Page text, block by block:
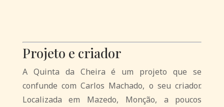
Projeto e criador
A Quinta da Cheira é um projeto que se
confunde com Carlos Machado, o seu criador.
Localizada em Mazedo, Monção, a poucos